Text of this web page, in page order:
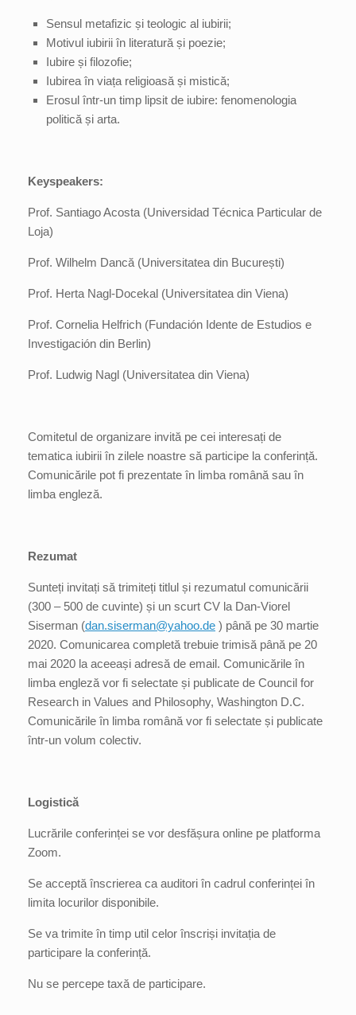
Sensul metafizic și teologic al iubirii;
Motivul iubirii în literatură și poezie;
Iubire și filozofie;
Iubirea în viața religioasă și mistică;
Erosul într-un timp lipsit de iubire: fenomenologia
politică și arta.
Keyspeakers:
Prof. Santiago Acosta (Universidad Técnica Particular de
Loja)
Prof. Wilhelm Dancă (Universitatea din București)
Prof. Herta Nagl-Docekal (Universitatea din Viena)
Prof. Cornelia Helfrich (Fundación Idente de Estudios e
Investigación din Berlin)
Prof. Ludwig Nagl (Universitatea din Viena)
Comitetul de organizare invită pe cei interesați de
tematica iubirii în zilele noastre să participe la conferință.
Comunicările pot fi prezentate în limba română sau în
limba engleză.
Rezumat
Sunteți invitați să trimiteți titlul și rezumatul comunicării
(300 – 500 de cuvinte) și un scurt CV la Dan-Viorel
Siserman (dan.siserman@yahoo.de ) până pe 30 martie
2020. Comunicarea completă trebuie trimisă până pe 20
mai 2020 la aceeași adresă de email. Comunicările în
limba engleză vor fi selectate și publicate de Council for
Research in Values and Philosophy, Washington D.C.
Comunicările în limba română vor fi selectate și publicate
într-un volum colectiv.
Logistică
Lucrările conferinței se vor desfășura online pe platforma
Zoom.
Se acceptă înscrierea ca auditori în cadrul conferinței în
limita locurilor disponibile.
Se va trimite în timp util celor înscriși invitația de
participare la conferință.
Nu se percepe taxă de participare.